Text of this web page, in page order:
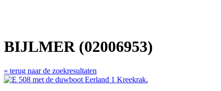
BIJLMER (02006953)
« terug naar de zoekresultaten